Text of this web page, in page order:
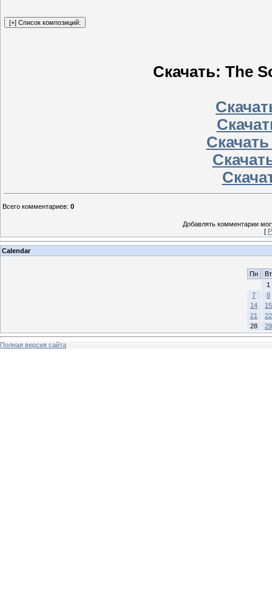
Скачать: The
Всего комментариев: 0
Добавлять комментарии
[
Calendar
Пн
Вт
1
7
8
14
15
21
22
28
29
Полная версия сайта